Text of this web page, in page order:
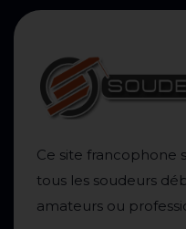
Ce site francophone
tous les soudeurs
amateurs ou